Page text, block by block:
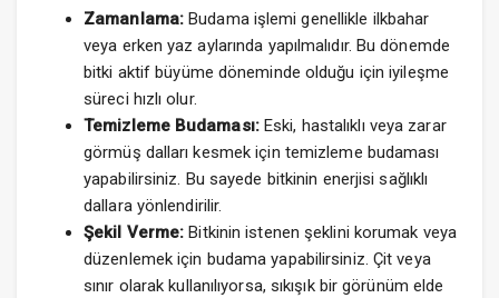
Zamanlama: Budama işlemi genellikle ilkbahar
veya erken yaz aylarında yapılmalıdır. Bu dönemde
bitki aktif büyüme döneminde olduğu için iyileşme
süreci hızlı olur.
Temizleme Budaması:Eski, hastalıklı veya zarar
görmüş dalları kesmek için temizleme budaması
yapabilirsiniz. Bu sayede bitkinin enerjisi sağlıklı
dallara yönlendirilir.
Şekil Verme: Bitkinin istenen şeklini korumak veya
düzenlemek için budama yapabilirsiniz. Çit veya
sınır olarak kullanılıyorsa, sıkışık bir görünüm elde